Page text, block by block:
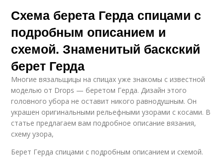
Схема берета Герда спицами с
подробным описанием и
схемой. Знаменитый баскский
берет Герда
Многие вязальщицы на спицах уже знакомы с известной
моделью от Drops — беретом Герда. Дизайн этого
головного убора не оставит никого равнодушным. Он
украшен оригинальными рельефными узорами с косами. В
статье предлагаем вам подробное описание вязания,
схему узора,
Берет Герда спицами с подробным описанием и схемой.